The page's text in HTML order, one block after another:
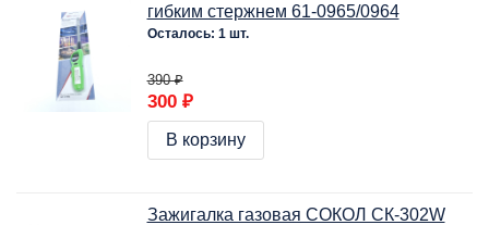
гибким стержнем 61-0965/0964
Осталось: 1 шт.
390 ₽
300 ₽
В корзину
Зажигалка газовая СОКОЛ СК-302W